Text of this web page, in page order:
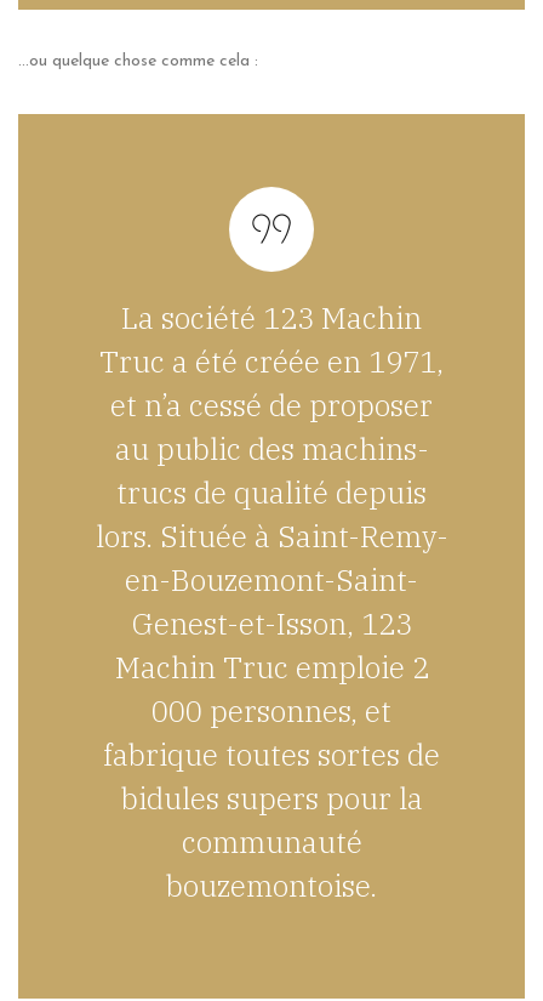
…ou quelque chose comme cela :
La société 123 Machin
Truc a été créée en 1971,
et n’a cessé de proposer
au public des machins-
trucs de qualité depuis
lors. Située à Saint-Remy-
en-Bouzemont-Saint-
Genest-et-Isson, 123
Machin Truc emploie 2
000 personnes, et
fabrique toutes sortes de
bidules supers pour la
communauté
bouzemontoise.